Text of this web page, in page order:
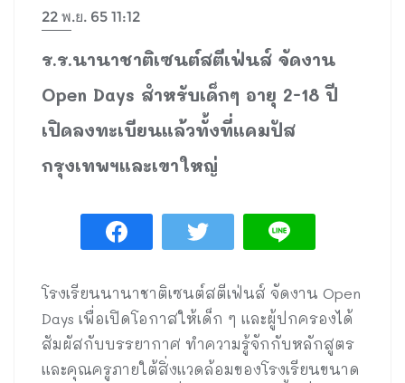
22 พ.ย. 65 11:12
ร.ร.นานาชาติเซนต์สตีเฟ่นส์ จัดงาน
Open Days สำหรับเด็กๆ อายุ 2-18 ปี
เปิดลงทะเบียนแล้วทั้งที่แคมปัส
กรุงเทพฯและเขาใหญ่
โรงเรียนนานาชาติเซนต์สตีเฟ่นส์ จัดงาน Open
Days เพื่อเปิดโอกาสให้เด็ก ๆ และผู้ปกครองได้
สัมผัสกับบรรยากาศ ทำความรู้จักกับหลักสูตร
และคุณครูภายใต้สิ่งแวดล้อมของโรงเรียนขนาด